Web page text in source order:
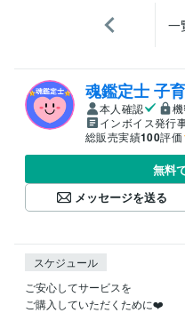
一
魂鑑定士 子
本人確認
インボイス発行
総販売実績100評価
無料
メッセージを送る
スケジュール
ご安心してサービスを
ご購入していただくために❤️